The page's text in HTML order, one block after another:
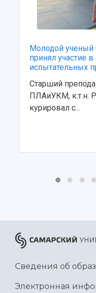
Центр истории
Ботанический сад
Умный дом
Сведения об
Официальные
Молодой ученый
принял участие
испытательных
Старший
ПЛАиУКМ, к.т.н.
курировал с...
Сведения об
Электронная